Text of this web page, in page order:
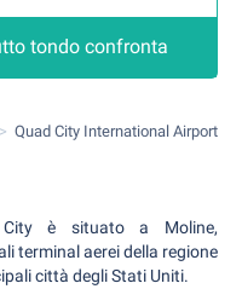
tondo confronta
Quad City International Airport
City è situato a Moline,
terminal aerei della regione
città degli Stati Uniti.